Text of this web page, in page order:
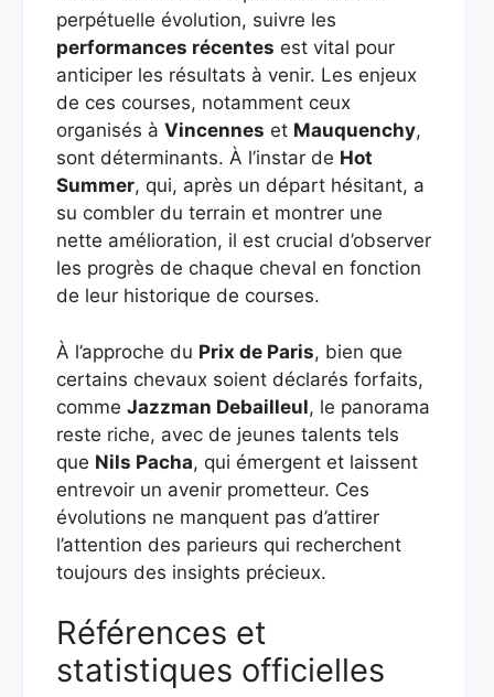
perpétuelle évolution, suivre les
performances récentes est vital pour
anticiper les résultats à venir. Les enjeux
de ces courses, notamment ceux
organisés à Vincennes et Mauquenchy,
sont déterminants. À l’instar de Hot
Summer, qui, après un départ hésitant, a
su combler du terrain et montrer une
nette amélioration, il est crucial d’observer
les progrès de chaque cheval en fonction
de leur historique de courses.
À l’approche du Prix de Paris, bien que
certains chevaux soient déclarés forfaits,
comme Jazzman Debailleul, le panorama
reste riche, avec de jeunes talents tels
que Nils Pacha, qui émergent et laissent
entrevoir un avenir prometteur. Ces
évolutions ne manquent pas d’attirer
l’attention des parieurs qui recherchent
toujours des insights précieux.
Références et
statistiques officielles